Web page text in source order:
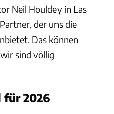
Neil Houldey in Las
der uns die
Das können
sind völlig
für 2026